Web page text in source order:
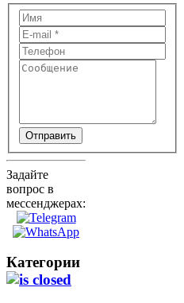
Отправить
Задайте
вопрос в
мессенджерах:
Категории